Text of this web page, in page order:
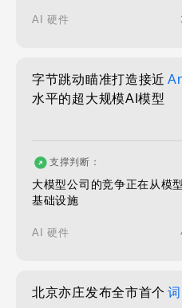
AI 硬件
字节跳动瞄准打造接近
水平的超大规模AI模型
支撑判断：
大模型公司的竞争正在从模
基础设施
AI 硬件
北京亦庄发布全市首个